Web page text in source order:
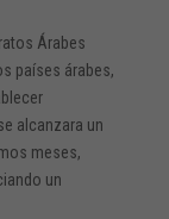
Árabes
países árabes,
alcanzara un
meses,
un